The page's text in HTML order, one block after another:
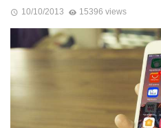
10/10/2013 15396 views